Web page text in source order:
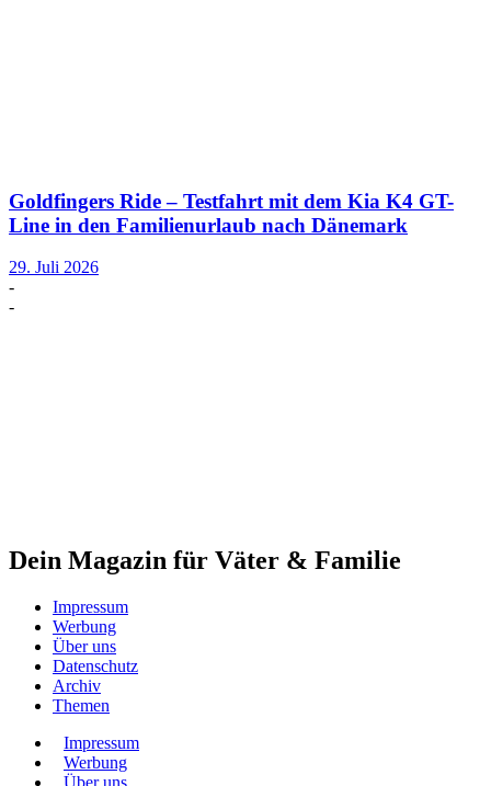
Goldfingers Ride – Testfahrt mit dem Kia K4 GT-
Line in den Familienurlaub nach Dänemark
29. Juli 2026
-
-
Dein Magazin für Väter & Familie
Impressum
Werbung
Über uns
Datenschutz
Archiv
Themen
Impressum
Werbung